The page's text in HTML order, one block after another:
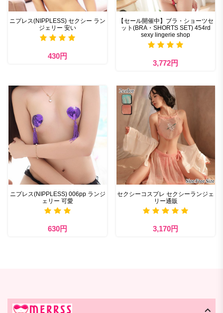
ニプレス(NIPPLESS) セクシー ラン
ジェリー 安い
430円
【セール開催中】ブラ・ショーツセ
ット(BRA・SHORTS SET) 454rd
sexy lingerie shop
3,772円
ニプレス(NIPPLESS) 006pp ランジ
ェリー 可愛
630円
セクシーコスプレ セクシーランジェ
リー通販
3,170円